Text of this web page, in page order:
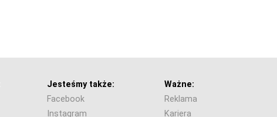
Jesteśmy także:
Facebook
Instagram
Ważne:
Reklama
Kariera